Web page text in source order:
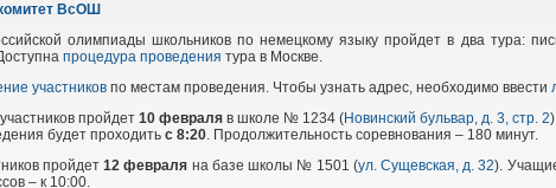
ВсОШ
олимпиады школьников по немецкому языку пройдет в два тура:
процедура проведения тура в Москве.
участников по местам проведения. Чтобы узнать адрес, необходимо ввести
пройдет 10 февраля в школе № 1234 (Новинский бульвар, д. 3, стр. 2
будет проходить с 8:20. Продолжительность соревнования – 180 минут.
пройдет12 февраля на базе школы № 1501 (ул. Сущевская, д. 32).
– к 10:00.